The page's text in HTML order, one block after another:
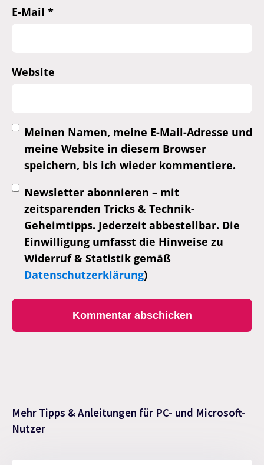
E-Mail *
Website
Meinen Namen, meine E-Mail-Adresse und
meine Website in diesem Browser
speichern, bis ich wieder kommentiere.
Newsletter abonnieren – mit
zeitsparenden Tricks & Technik-
Geheimtipps. Jederzeit abbestellbar. Die
Einwilligung umfasst die Hinweise zu
Widerruf & Statistik gemäß
Datenschutzerklärung)
Mehr Tipps & Anleitungen für PC- und Microsoft-
Nutzer